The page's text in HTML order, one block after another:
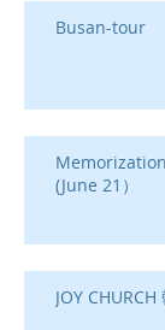
Busan-tour
(June 21）
JOY